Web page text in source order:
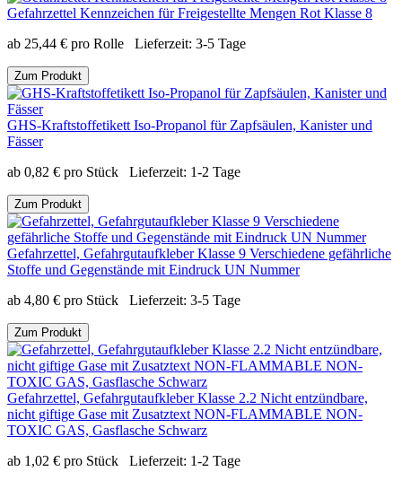
Gefahrzettel Kennzeichen für Freigestellte Mengen Rot Klasse 8
ab 25,44 € pro Rolle Lieferzeit: 3-5 Tage
Zum Produkt
GHS-Kraftstoffetikett Iso-Propanol für Zapfsäulen, Kanister und
Fässer
ab 0,82 € pro Stück Lieferzeit: 1-2 Tage
Zum Produkt
Gefahrzettel, Gefahrgutaufkleber Klasse 9 Verschiedene gefährliche
Stoffe und Gegenstände mit Eindruck UN Nummer
ab 4,80 € pro Stück Lieferzeit: 3-5 Tage
Zum Produkt
Gefahrzettel, Gefahrgutaufkleber Klasse 2.2 Nicht entzündbare,
nicht giftige Gase mit Zusatztext NON-FLAMMABLE NON-
TOXIC GAS, Gasflasche Schwarz
ab 1,02 € pro Stück Lieferzeit: 1-2 Tage